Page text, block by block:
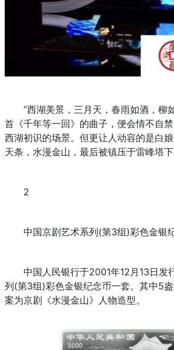
“西湖美景，三月天，春雨如酒，柳
首《千年等一回》的曲子，便会情不自
西湖初识的场景。但更让人动容的是白
天条，水漫金山，最后被镇压于雷峰塔下
2
中国京剧艺术系列(第3组)彩色金银
中国人民银行于2001年12月13日发
列(第3组)彩色金银纪念币一套。其中5
案为京剧《水漫金山》人物造型。